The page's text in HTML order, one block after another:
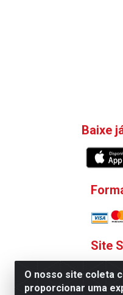
O nosso site coleta
proporcionar uma
Baixe
Site